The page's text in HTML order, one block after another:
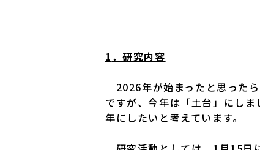
1 ．研究内容
2026年が始まったと思った
ですが、今年は「土台」にし
年にしたいと考えています。